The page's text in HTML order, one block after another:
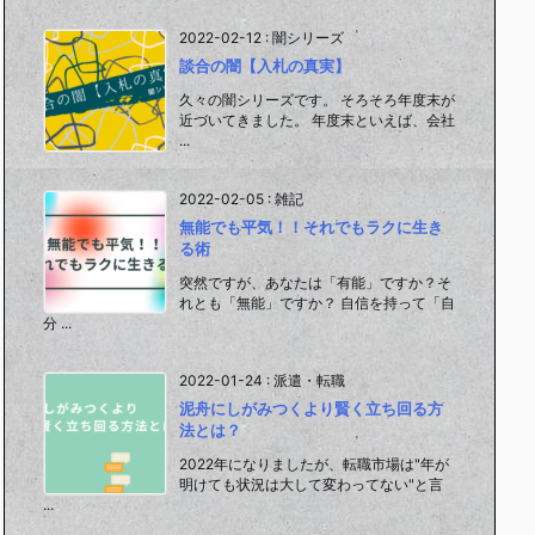
2022-02-12 : 闇シリーズ
談合の闇【入札の真実】
久々の闇シリーズです。 そろそろ年度末が
近づいてきました。 年度末といえば、会社
...
2022-02-05 : 雑記
無能でも平気！！それでもラクに生き
る術
突然ですが、あなたは「有能」ですか？そ
れとも「無能」ですか？ 自信を持って「自
分 ...
2022-01-24 : 派遣・転職
泥舟にしがみつくより賢く立ち回る方
法とは？
2022年になりましたが、転職市場は"年が
明けても状況は大して変わってない"と言
...